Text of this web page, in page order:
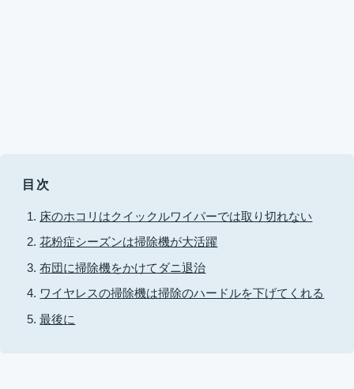
目次
床のホコリはクイックルワイパーでは取り切れない
花粉症シーズンは掃除機が大活躍
布団に掃除機をかけてダニ退治
ワイヤレスの掃除機は掃除のハードルを下げてくれる
最後に